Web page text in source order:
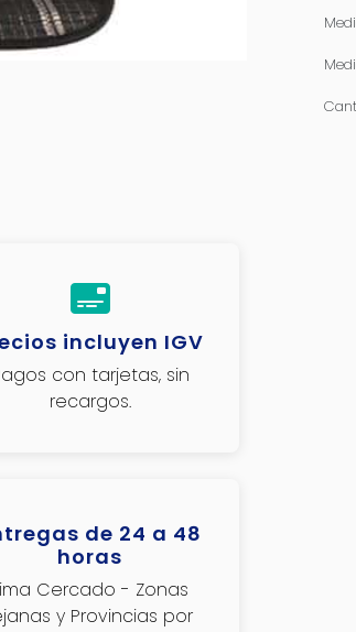
incluyen IGV
con tarjetas, sin
recargos.
de 24 a 48
horas
Cercado - Zonas
y Provincias por